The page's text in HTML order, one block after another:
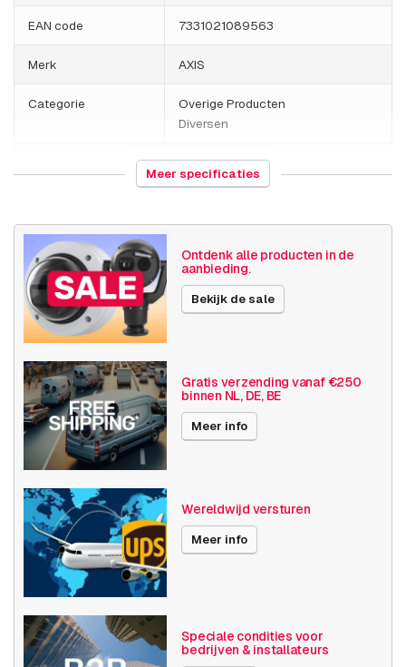
EAN code 7331021089563
Merk AXIS
Categorie
Overige Producten
Diversen
852610
Gewicht
Grootte (lxbxh) 295 x 350 x 260 millimeters
Diversen
Bewegingsdetectie
Publicatiedatum 07-10-2025
Meer specificaties
Ontdenk alle producten in de
aanbieding.
Bekijk de sale
Gratis verzending vanaf €250
binnen NL, DE, BE
Meer info
Wereldwijd versturen
Meer info
Speciale condities voor
bedrijven & installateurs